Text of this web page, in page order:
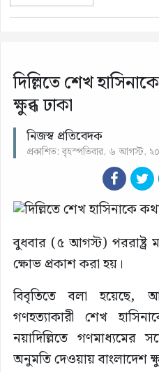
দিল্লিতে শেখ
ক্ষুব্ধ ঢাকা
নিজস্ব প্রতিবেদক
প্রকাশিত: বৃহস্পতিবার, ৬ আগস্ট,
বুধবার (৫ আগস্ট) পররাষ্ট্র
ক্ষোভ প্রকাশ করা হয়।
বিবৃতিতে বলা হয়েছে,
গণহত্যাকারী শেখ
নয়াদিল্লিতে গণমাধ্যমের
অনুমতি দেওয়ায় বাংলাদেশ